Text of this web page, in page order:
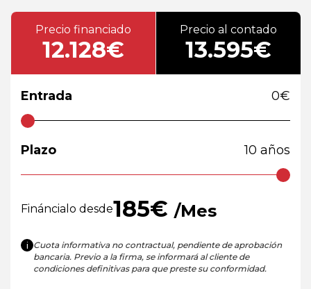
Precio financiado
12.128€
Precio al contado
13.595€
Entrada 0€
Plazo 10 años
Fináncialo desde185€ /Mes
i Cuota informativa no contractual, pendiente de aprobación
bancaria. Previo a la firma, se informará al cliente de
condiciones definitivas para que preste su conformidad.